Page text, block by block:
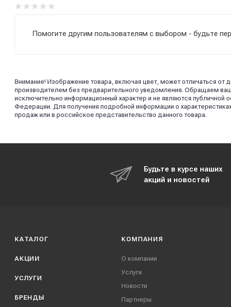
Помогите другим пользователям с выбором - будьте
Внимание! Изображение товара, включая цвет, может отличаться от
производителем без предварительного уведомления. Обращаем
исключительно информационный характер и не являются публичной
Федерации. Для получения подробной информации о
продаж или в российское представительство данного товара.
Будьте в курсе наших
акций и новостей
КАТАЛОГ
АКЦИИ
УСЛУГИ
БРЕНДЫ
КОМПАНИЯ
О компании
Услуги
Новости
Партнеры